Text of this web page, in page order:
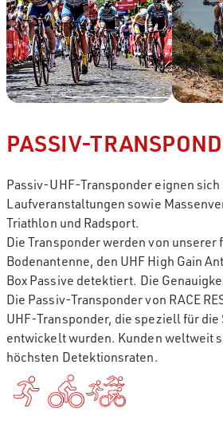
PASSIV-
Passiv-UHF-Transponder eignen
Laufveranstaltungen sowie
Triathlon und Radsport.
Die Transponder werden von unserer
Bodenantenne, den UHF High Gain
Box Passive detektiert. Die
Die Passiv-Transponder von RACE
UHF-Transponder, die speziell für
entwickelt wurden. Kunden weltweit
höchsten Detektionsraten.